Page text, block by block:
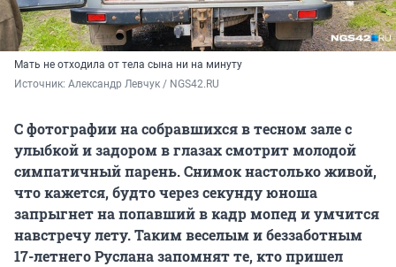
Мать не отходила от тела сына ни на минуту
Источник: Александр Левчук / NGS42.RU
С фотографии на собравшихся в тесном зале с
улыбкой и задором в глазах смотрит молодой
симпатичный парень. Снимок настолько живой,
что кажется, будто через секунду юноша
запрыгнет на попавший в кадр мопед и умчится
навстречу лету. Таким веселым и беззаботным
17-летнего Руслана запомнят те, кто пришел